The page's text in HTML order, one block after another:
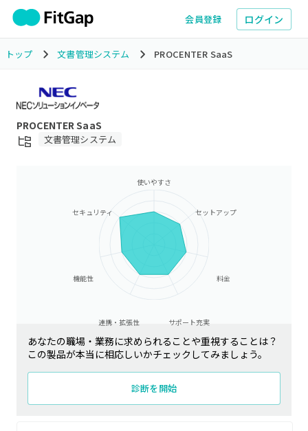
会員登録 ログイン
トップ 文書管理システム PROCENTER SaaS
PROCENTER SaaS
文書管理システム
使いやすさ
セットアップ
料金
サポート充実
連携・拡張性
機能性
セキュリティ
あなたの職場・業務に求められることや重視することは？
この製品が本当に相応しいかチェックしてみましょう。
診断を開始